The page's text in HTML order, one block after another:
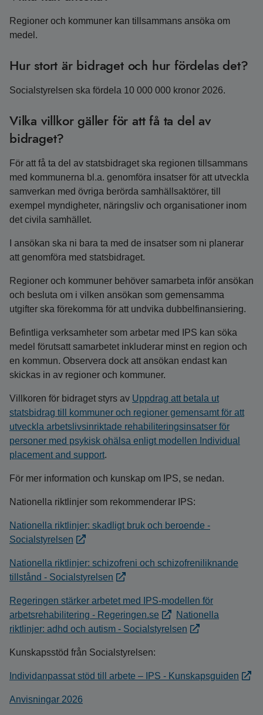
Regioner och kommuner kan tillsammans ansöka om
medel.
Hur stort är bidraget och hur fördelas det?
Socialstyrelsen ska fördela 10 000 000 kronor 2026.
Vilka villkor gäller för att få ta del av
bidraget?
För att få ta del av statsbidraget ska regionen tillsammans
med kommunerna bl.a. genomföra insatser för att utveckla
samverkan med övriga berörda samhällsaktörer, till
exempel myndigheter, näringsliv och organisationer inom
det civila samhället.
I ansökan ska ni bara ta med de insatser som ni planerar
att genomföra med statsbidraget.
Regioner och kommuner behöver samarbeta inför ansökan
och besluta om i vilken ansökan som gemensamma
utgifter ska förekomma för att undvika dubbelfinansiering.
Befintliga verksamheter som arbetar med IPS kan söka
medel förutsatt samarbetet inkluderar minst en region och
en kommun. Observera dock att ansökan endast kan
skickas in av regioner och kommuner.
Villkoren för bidraget styrs av Uppdrag att betala ut
statsbidrag till kommuner och regioner gemensamt för att
utveckla arbetslivsinriktade rehabiliteringsinsatser för
personer med psykisk ohälsa enligt modellen Individual
placement and support.
För mer information och kunskap om IPS, se nedan.
Nationella riktlinjer som rekommenderar IPS:
Nationella riktlinjer: skadligt bruk och beroende -
Socialstyrelsen
Nationella riktlinjer: schizofreni och schizofreniliknande
tillstånd - Socialstyrelsen
Regeringen stärker arbetet med IPS-modellen för
arbetsrehabilitering - Regeringen.se
Nationella
riktlinjer: adhd och autism - Socialstyrelsen
Kunskapsstöd från Socialstyrelsen:
Individanpassat stöd till arbete – IPS - Kunskapsguiden
Anvisningar 2026